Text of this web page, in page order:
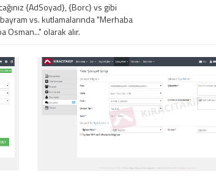
{AdSoyad}, {Borc} vs gibi
vs. kutlamalarında "Merhaba
Osman..." olarak alır.